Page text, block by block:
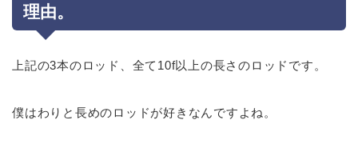
理由。
上記の3本のロッド、全て10f以上の長さのロッドです。
僕はわりと長めのロッドが好きなんですよね。